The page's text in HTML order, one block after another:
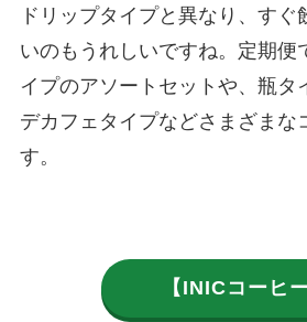
ドリップタイプと異なり、すぐ
いのもうれしいですね。定期便
イプのアソートセットや、瓶タ
デカフェタイプなどさまざまな
す。
【INICコーヒー